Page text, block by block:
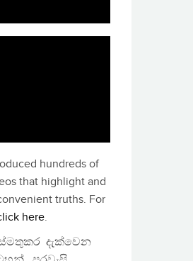
hundreds of
that highlight and
truths. For
here.
දැක්වෙන